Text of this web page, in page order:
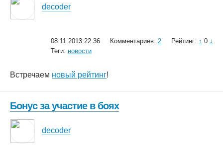
decoder
08.11.2013 22:36 Комментариев: 2 Рейтинг: ↑ 0 ↓
Теги: новости
Встречаем новый рейтинг!
Бонус за участие в боях
decoder